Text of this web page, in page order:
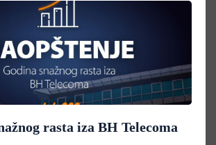
rasta iza BH Telecoma